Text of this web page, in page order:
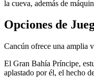
la cueva, además de
Opciones de
Cancún ofrece una amplia
El Gran Bahía Príncipe,
aplastado por él, el hecho